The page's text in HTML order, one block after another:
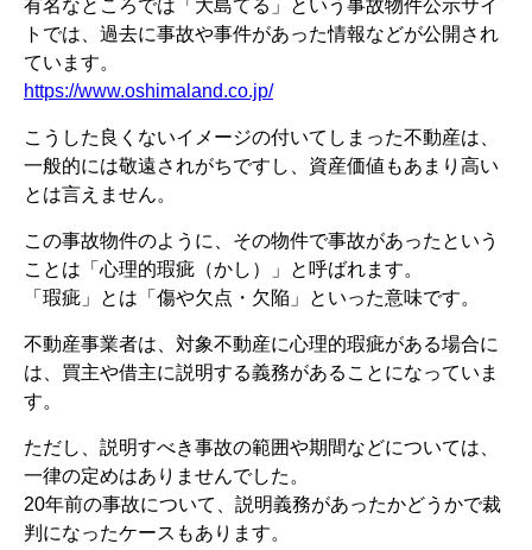
有名なところでは「大島てる」という事故物件公示サイ
トでは、過去に事故や事件があった情報などが公開され
ています。
https://www.oshimaland.co.jp/
こうした良くないイメージの付いてしまった不動産は、
一般的には敬遠されがちですし、資産価値もあまり高い
とは言えません。
この事故物件のように、その物件で事故があったという
ことは「心理的瑕疵（かし）」と呼ばれます。
「瑕疵」とは「傷や欠点・欠陥」といった意味です。
不動産事業者は、対象不動産に心理的瑕疵がある場合に
は、買主や借主に説明する義務があることになっていま
す。
ただし、説明すべき事故の範囲や期間などについては、
一律の定めはありませんでした。
20年前の事故について、説明義務があったかどうかで裁
判になったケースもあります。